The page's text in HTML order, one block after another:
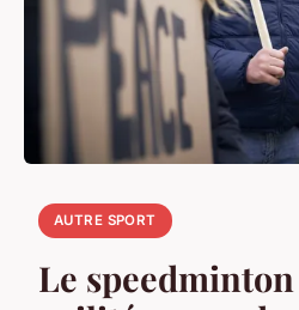
AUTRE SPORT
Le